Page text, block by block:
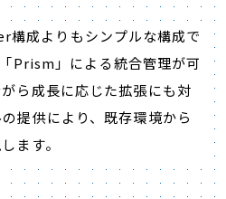
成よりもシンプルな構成で
Prism」による統合管理が可
ら成長に応じた拡張にも対
提供により、既存環境から
ます。